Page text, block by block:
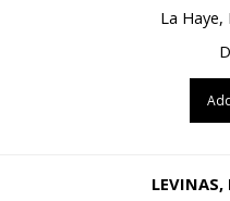
La Haye,
LEVINAS,